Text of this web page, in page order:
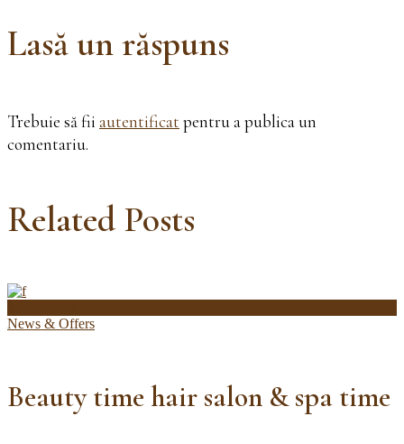
Lasă un răspuns
Trebuie să fii autentificat pentru a publica un
comentariu.
Related Posts
News & Offers
Beauty time hair salon & spa time